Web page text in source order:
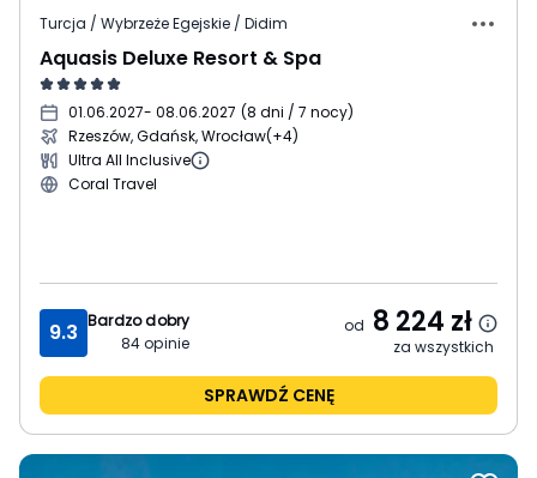
Turcja / Wybrzeże Egejskie / Didim
Aquasis Deluxe Resort & Spa
01.06.2027- 08.06.2027 (8 dni / 7 nocy)
Rzeszów, Gdańsk, Wrocław(+4)
Ultra All Inclusive
Coral Travel
9.3 Bardzo dobry
84opinie
od 8 224 zł
za wszystkich
SPRAWDŹ CENĘ